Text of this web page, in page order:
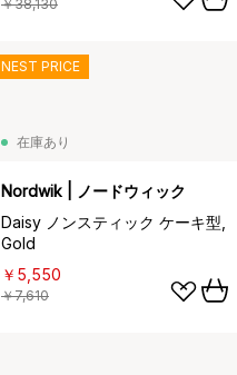
￥38,130
在庫あり
Nordwik | ノードウィック
Daisy ノンスティック ケーキ型,
Gold
￥5,550
￥7,610
NEST PRICE